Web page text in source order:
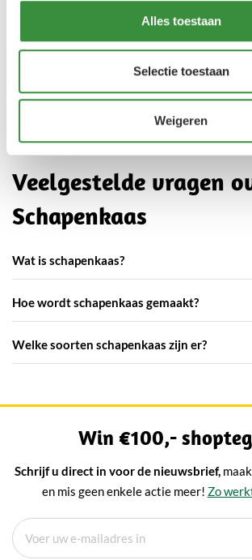
Alles toestaan
Selectie toestaan
Weigeren
Onze kinderen zijn er ook dol op.
Veelgestelde vragen
Schapenkaas
Wat is schapenkaas?
Hoe wordt schapenkaas gemaakt?
Welke soorten schapenkaas zijn er?
Win €100,-
Schrijf u direct in voor de nieuwsbrief,
en mis geen enkele actie meer! Zo